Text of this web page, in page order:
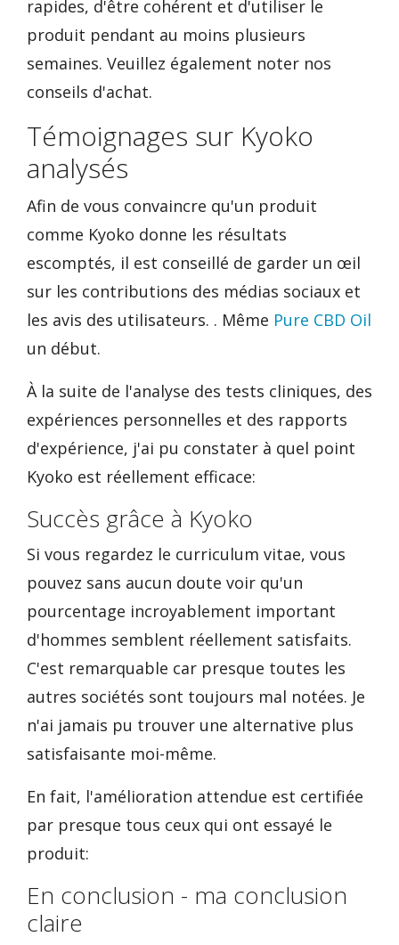
rapides, d'être cohérent et d'utiliser le
produit pendant au moins plusieurs
semaines. Veuillez également noter nos
conseils d'achat.
Témoignages sur Kyoko
analysés
Afin de vous convaincre qu'un produit
comme Kyoko donne les résultats
escomptés, il est conseillé de garder un œil
sur les contributions des médias sociaux et
les avis des utilisateurs. . Même Pure CBD Oil
un début.
À la suite de l'analyse des tests cliniques, des
expériences personnelles et des rapports
d'expérience, j'ai pu constater à quel point
Kyoko est réellement efficace:
Succès grâce à Kyoko
Si vous regardez le curriculum vitae, vous
pouvez sans aucun doute voir qu'un
pourcentage incroyablement important
d'hommes semblent réellement satisfaits.
C'est remarquable car presque toutes les
autres sociétés sont toujours mal notées. Je
n'ai jamais pu trouver une alternative plus
satisfaisante moi-même.
En fait, l'amélioration attendue est certifiée
par presque tous ceux qui ont essayé le
produit:
En conclusion - ma conclusion
claire